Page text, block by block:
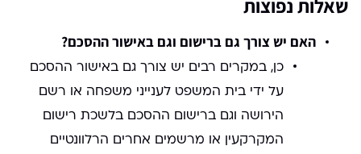
שאלות נפוצות
האם יש צורך גם ברישום וגם באישור ההסכם?
כן, במקרים רבים יש צורך גם באישור ההסכם
על ידי בית המשפט לענייני משפחה או רשם
הירושה וגם ברישום ההסכם בלשכת רישום
המקרקעין או מרשמים אחרים הרלוונטיים